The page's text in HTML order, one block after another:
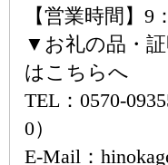
【営業時間】9
▼お礼の品・
はこちらへ
TEL：0570-
0）
E-Mail：